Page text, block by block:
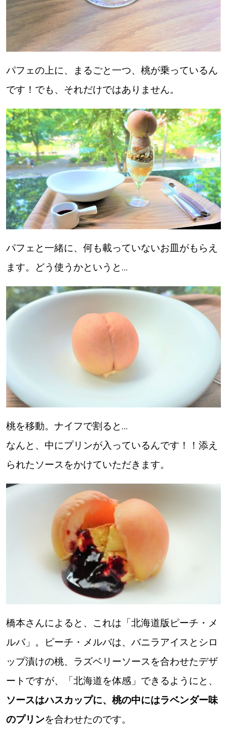
パフェの上に、まるごと一つ、桃が乗っているん
です！でも、それだけではありません。
パフェと一緒に、何も載っていないお皿がもらえ
ます。どう使うかというと…
桃を移動。ナイフで割ると…
なんと、中にプリンが入っているんです！！添え
られたソースをかけていただきます。
橋本さんによると、これは「北海道版ピーチ・メ
ルバ」。ピーチ・メルバは、バニラアイスとシロ
ップ漬けの桃、ラズベリーソースを合わせたデザ
ートですが、「北海道を体感」できるようにと、
ソースはハスカップに、桃の中にはラベンダー味
のプリンを合わせたのです。